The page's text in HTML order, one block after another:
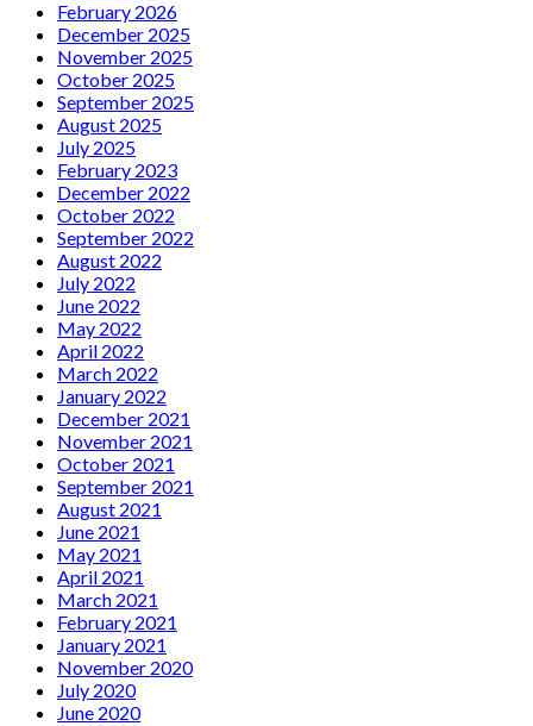
February 2026
December 2025
November 2025
October 2025
September 2025
August 2025
July 2025
February 2023
December 2022
October 2022
September 2022
August 2022
July 2022
June 2022
May 2022
April 2022
March 2022
January 2022
December 2021
November 2021
October 2021
September 2021
August 2021
June 2021
May 2021
April 2021
March 2021
February 2021
January 2021
November 2020
July 2020
June 2020